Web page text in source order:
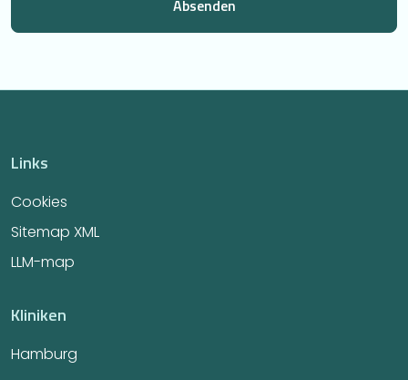
Links
Cookies
Sitemap XML
LLM-map
Kliniken
Hamburg